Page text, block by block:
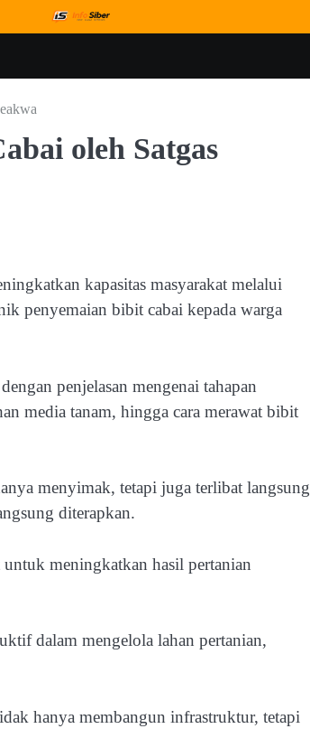
oleh Satgas
kapasitas masyarakat melalui
penyemaian bibit cabai kepada warga
penjelasan mengenai tahapan
media tanam, hingga cara merawat bibit
menyimak, tetapi juga terlibat langsung
diterapkan.
meningkatkan hasil pertanian
dalam mengelola lahan pertanian,
hanya membangun infrastruktur, tetapi